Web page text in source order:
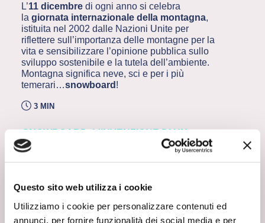
Questo sito web utilizza i cookie
Utilizziamo i cookie per personalizzare contenuti ed
annunci, per fornire funzionalità dei social media e per
L’11 dicembre di ogni anno si celebra
lagiornata internazionale della montagna,
istituita nel 2002 dalle Nazioni Unite per
riflettere sull’importanza delle montagne per la
vita e sensibilizzare l’opinione pubblica sullo
sviluppo sostenibile e la tutela dell’ambiente.
Montagna significa neve, sci e per i più
temerari…snowboard!
3 MIN
SNOWBOARD, L'INVENZIONE DI UN
CHIMICO
Ma quanti di voi sanno che ad inventarlo fu
un chimico?Nel 1965 l’ingegnere chimico
costruire un nuovo gioco per far divertire le figlie
una tavola sulla quale stare in equilibrio, come
surfiste. Il nuovo “attrezzo” fu